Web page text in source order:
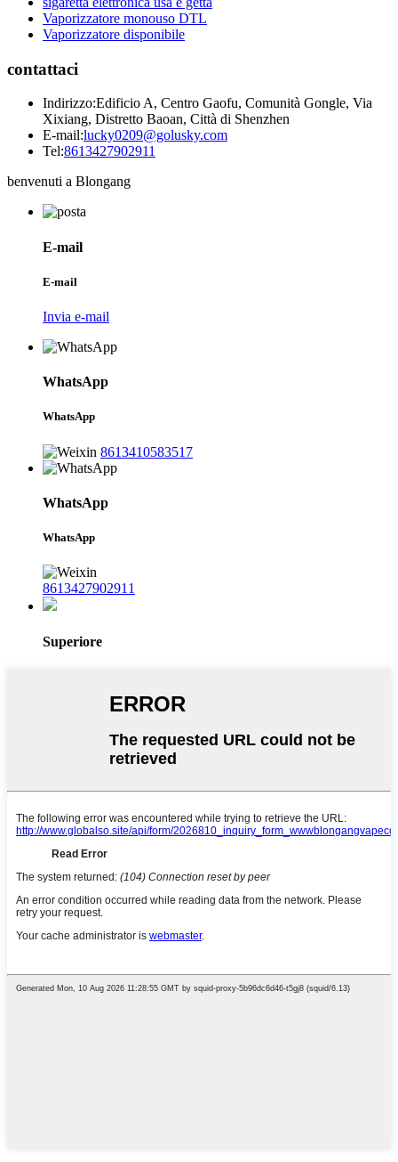
Vaporizzatore monouso DTL
Vaporizzatore disponibile
contattaci
Indirizzo:Edificio A, Centro Gaofu, Comunità Gongle, Via
Xixiang, Distretto Baoan, Città di Shenzhen
E-mail:lucky0209@golusky.com
Tel:8613427902911
benvenuti a Blongang
E-mail
E-mail
Invia e-mail
WhatsApp
WhatsApp
8613410583517
WhatsApp
WhatsApp
8613427902911
Superiore